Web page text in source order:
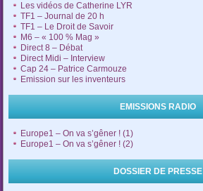
Les vidéos de Catherine LYR
TF1 – Journal de 20 h
TF1 – Le Droit de Savoir
M6 – « 100 % Mag »
Direct 8 – Débat
Direct Midi – Interview
Cap 24 – Patrice Carmouze
Emission sur les inventeurs
EMISSIONS RADIO
Europe1 – On va s’gêner ! (1)
Europe1 – On va s’gêner ! (2)
DOSSIER DE PRESSE